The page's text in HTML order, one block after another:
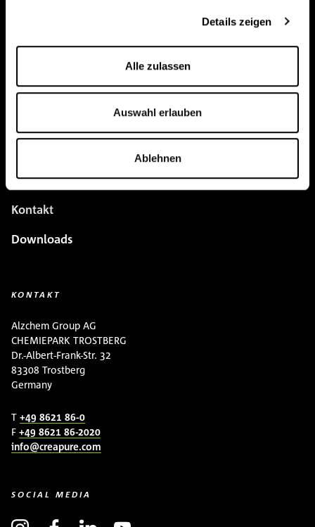
Details zeigen
Alle zulassen
Auswahl erlauben
Ablehnen
Team
Kreatin Wissen
Kontakt
Downloads
KONTAKT
Alzchem Group AG
CHEMIEPARK TROSTBERG
Dr.-Albert-Frank-Str. 32
83308 Trostberg
Germany
T +49 8621 86-0
F +49 8621 86-2020
info@creapure.com
SOCIAL MEDIA